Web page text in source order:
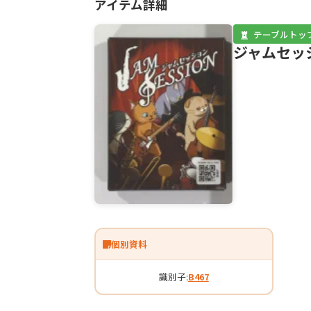
アイテム詳細
テーブルトッ
ジャムセッ
個別資料
識別子:B467